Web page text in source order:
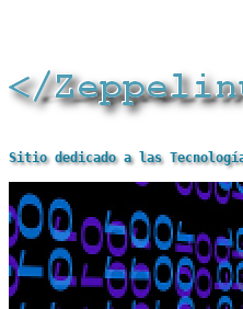
Sitio dedicado a las